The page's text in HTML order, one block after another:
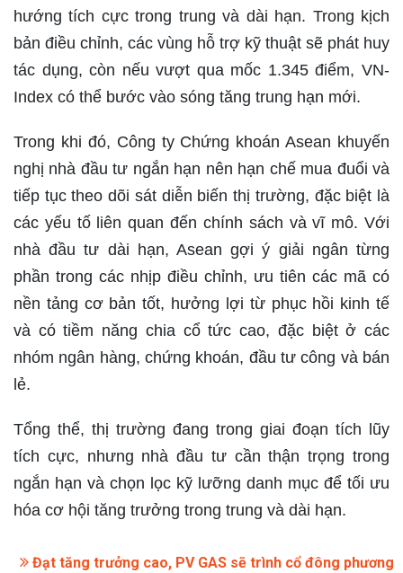
hướng tích cực trong trung và dài hạn. Trong kịch
bản điều chỉnh, các vùng hỗ trợ kỹ thuật sẽ phát huy
tác dụng, còn nếu vượt qua mốc 1.345 điểm, VN-
Index có thể bước vào sóng tăng trung hạn mới.
Trong khi đó, Công ty Chứng khoán Asean khuyến
nghị nhà đầu tư ngắn hạn nên hạn chế mua đuổi và
tiếp tục theo dõi sát diễn biến thị trường, đặc biệt là
các yếu tố liên quan đến chính sách và vĩ mô. Với
nhà đầu tư dài hạn, Asean gợi ý giải ngân từng
phần trong các nhịp điều chỉnh, ưu tiên các mã có
nền tảng cơ bản tốt, hưởng lợi từ phục hồi kinh tế
và có tiềm năng chia cổ tức cao, đặc biệt ở các
nhóm ngân hàng, chứng khoán, đầu tư công và bán
lẻ.
Tổng thể, thị trường đang trong giai đoạn tích lũy
tích cực, nhưng nhà đầu tư cần thận trọng trong
ngắn hạn và chọn lọc kỹ lưỡng danh mục để tối ưu
hóa cơ hội tăng trưởng trong trung và dài hạn.
Đạt tăng trưởng cao, PV GAS sẽ trình cổ đông phương